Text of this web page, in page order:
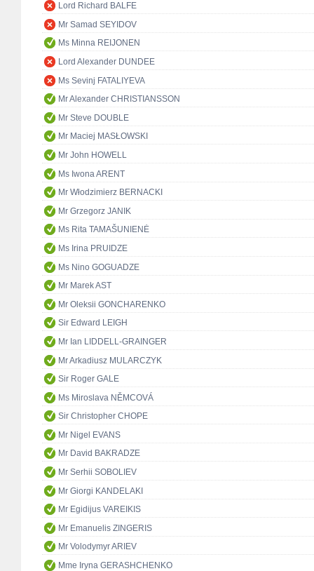
Lord Richard BALFE
Mr Samad SEYIDOV
Ms Minna REIJONEN
Lord Alexander DUNDEE
Ms Sevinj FATALIYEVA
Mr Alexander CHRISTIANSSON
Mr Steve DOUBLE
Mr Maciej MASŁOWSKI
Mr John HOWELL
Ms Iwona ARENT
Mr Włodzimierz BERNACKI
Mr Grzegorz JANIK
Ms Rita TAMAŠUNIENĖ
Ms Irina PRUIDZE
Ms Nino GOGUADZE
Mr Marek AST
Mr Oleksii GONCHARENKO
Sir Edward LEIGH
Mr Ian LIDDELL-GRAINGER
Mr Arkadiusz MULARCZYK
Sir Roger GALE
Ms Miroslava NĚMCOVÁ
Sir Christopher CHOPE
Mr Nigel EVANS
Mr David BAKRADZE
Mr Serhii SOBOLIEV
Mr Giorgi KANDELAKI
Mr Egidijus VAREIKIS
Mr Emanuelis ZINGERIS
Mr Volodymyr ARIEV
Mme Iryna GERASHCHENKO